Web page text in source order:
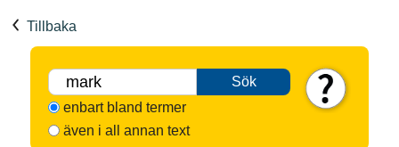
Tillbaka
Sök
enbart bland termer
även i all annan text